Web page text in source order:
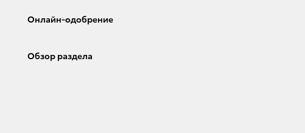
Онлайн-одобрение
Обзор раздела
С 1 СЕНТЯБРЯ
«ЛЕГКИЙ ОБМЕН»